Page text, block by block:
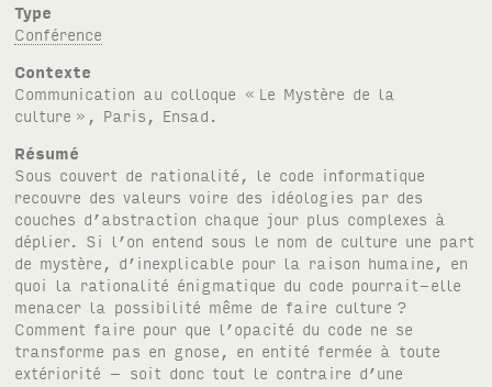
Type
Conférence
Contexte
Communication au colloque « Le Mystère de la
culture », Paris, Ensad.
Résumé
Sous couvert de rationalité, le code informatique
recouvre des valeurs voire des idéologies par des
couches d’abstraction chaque jour plus complexes à
déplier. Si l’on entend sous le nom de culture une part
de mystère, d’inexplicable pour la raison humaine, en
quoi la rationalité énigmatique du code pourrait-elle
menacer la possibilité même de faire culture ?
Comment faire pour que l’opacité du code ne se
transforme pas en gnose, en entité fermée à toute
extériorité – soit donc tout le contraire d’une